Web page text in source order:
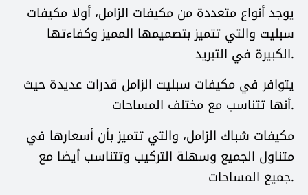
يوجد أنواع متعددة من مكيفات الزامل، أولا مكيفات
سبليت والتي تتميز بتصميمها المميز وكفاءتها
الكبيرة في التبريد.
يتوافر في مكيفات سبليت الزامل قدرات عديدة حيث
أنها تتناسب مع مختلف المساحات.
مكيفات شباك الزامل، والتي تتميز بأن أسعارها في
متناول الجميع وسهلة التركيب وتتناسب أيضا مع
جميع المساحات.